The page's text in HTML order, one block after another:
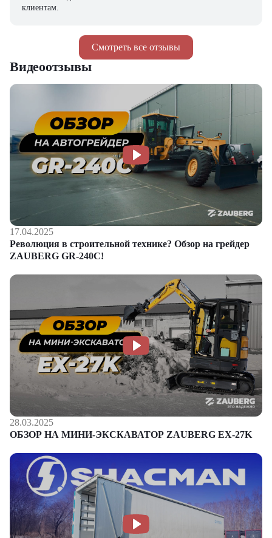
Смотреть все отзывы
клиентам.
Видеоотзывы
17.04.2025
Революция в строительной технике? Обзор на грейдер
ZAUBERG GR-240C!
28.03.2025
ОБЗОР НА МИНИ-ЭКСКАВАТОР ZAUBERG EX-27K